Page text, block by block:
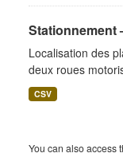
Stationnement
Localisation des
deux roues
CSV
You can also access